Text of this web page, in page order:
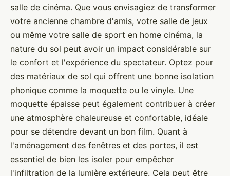
salle de cinéma. Que vous envisagiez de transformer
votre ancienne chambre d'amis, votre salle de jeux
ou même votre salle de sport en home cinéma, la
nature du sol peut avoir un impact considérable sur
le confort et l'expérience du spectateur. Optez pour
des matériaux de sol qui offrent une bonne isolation
phonique comme la moquette ou le vinyle. Une
moquette épaisse peut également contribuer à créer
une atmosphère chaleureuse et confortable, idéale
pour se détendre devant un bon film. Quant à
l'aménagement des fenêtres et des portes, il est
essentiel de bien les isoler pour empêcher
l'infiltration de la lumière extérieure. Cela peut être